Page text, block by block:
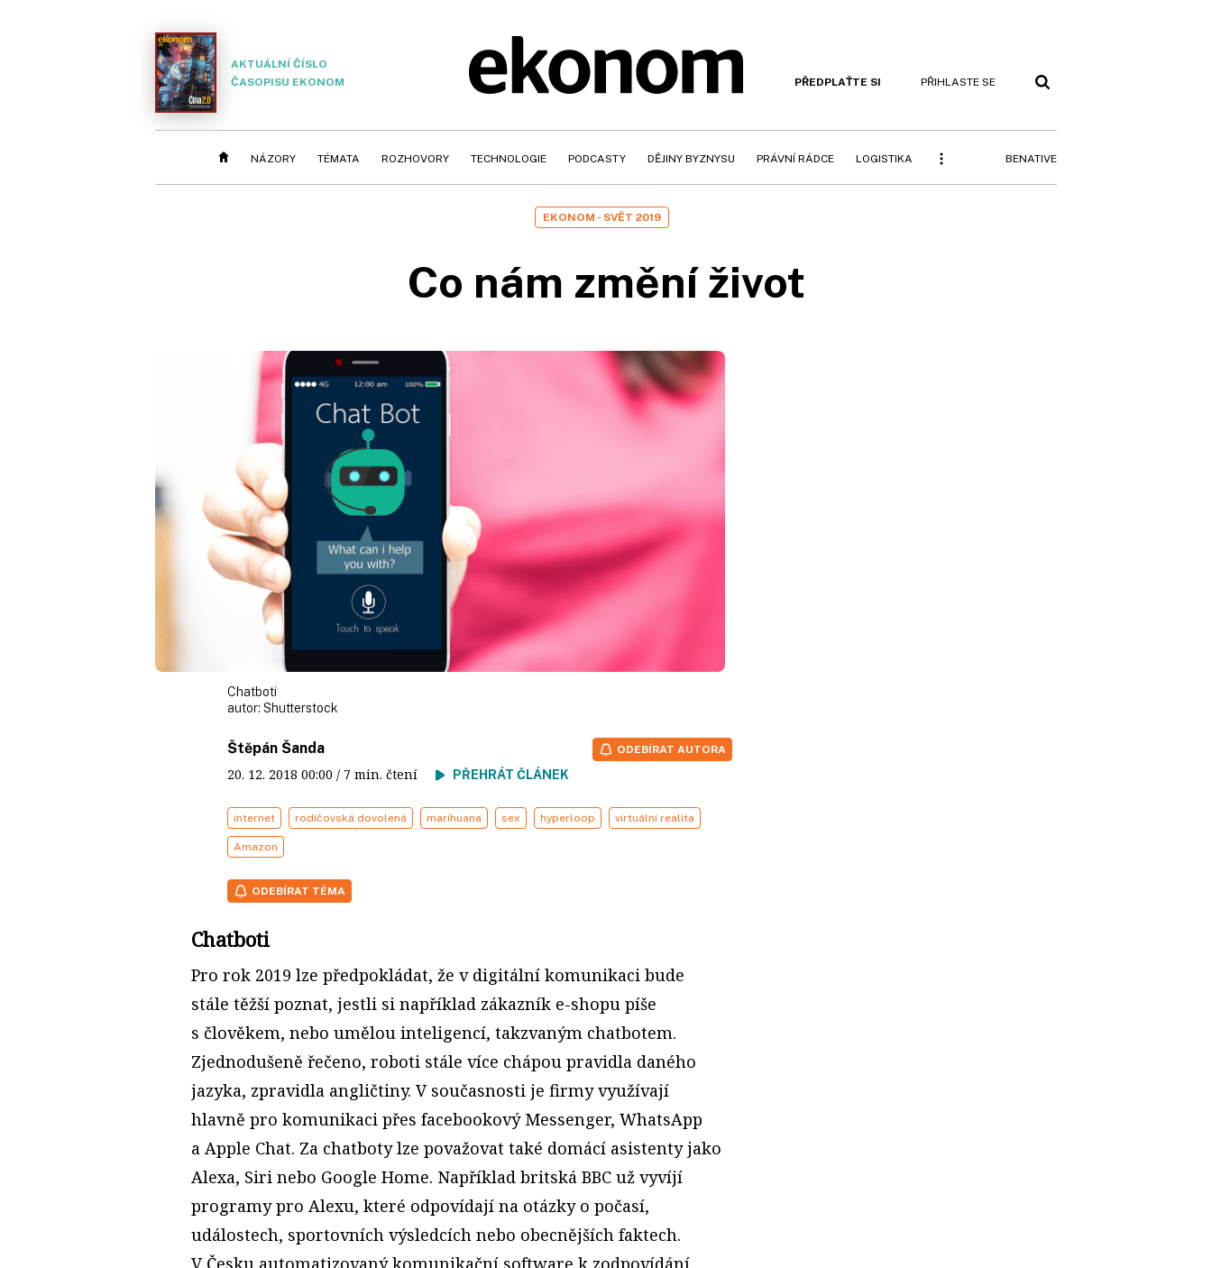
AKTUÁLNÍ ČÍSLO
ČASOPISU EKONOM
PŘEDPLAŤTE SI PŘIHLASTE SE
NÁZORY TÉMATA ROZHOVORY TECHNOLOGIE PODCASTY DĚJINY BYZNYSU PRÁVNÍ RÁDCE LOGISTIKA BENATIVE
EKONOM - SVĚT 2019
Co nám změní život
Chatboti
autor: Shutterstock
Štěpán Šanda
20. 12. 2018 00:00 / 7 min. čtení PŘEHRÁT ČLÁNEK
ODEBÍRAT AUTORA
internet rodičovská dovolená marihuana sex hyperloop virtuální realita
Amazon
ODEBÍRAT TÉMA
Chatboti
Pro rok 2019 lze předpokládat, že v digitální komunikaci bude
stále těžší poznat, jestli si například zákazník e-shopu píše
s člověkem, nebo umělou inteligencí, takzvaným chatbotem.
Zjednodušeně řečeno, roboti stále více chápou pravidla daného
jazyka, zpravidla angličtiny. V současnosti je firmy využívají
hlavně pro komunikaci přes facebookový Messenger, WhatsApp
a Apple Chat. Za chatboty lze považovat také domácí asistenty jako
Alexa, Siri nebo Google Home. Například britská BBC už vyvíjí
programy pro Alexu, které odpovídají na otázky o počasí,
událostech, sportovních výsledcích nebo obecnějších faktech.
V Česku automatizovaný komunikační software k zodpovídání